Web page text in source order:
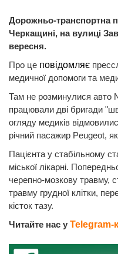
Дорожньо-транспортна
Черкащині, на вулиці
вересня.
Про це повідомляє
медичної допомоги та
Там не розминулися авто
працювали дві бригади
огляду медиків
річний пасажир Peugeot,
Пацієнта у стабільному
міської лікарні.
черепно-мозкову травму,
травму грудної клітки,
кісток тазу.
Читайте нас у Telegram-